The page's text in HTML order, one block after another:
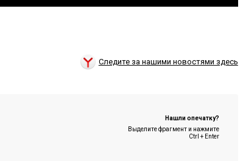
Следите за нашими новостями здесь
Нашли опечатку?
Выделите фрагмент и нажмите
Ctrl + Enter